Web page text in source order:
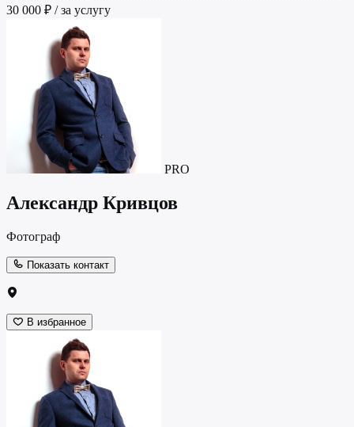
30 000 ₽ / за услугу
PRO
Александр Кривцов
Фотограф
Показать контакт
В избранное